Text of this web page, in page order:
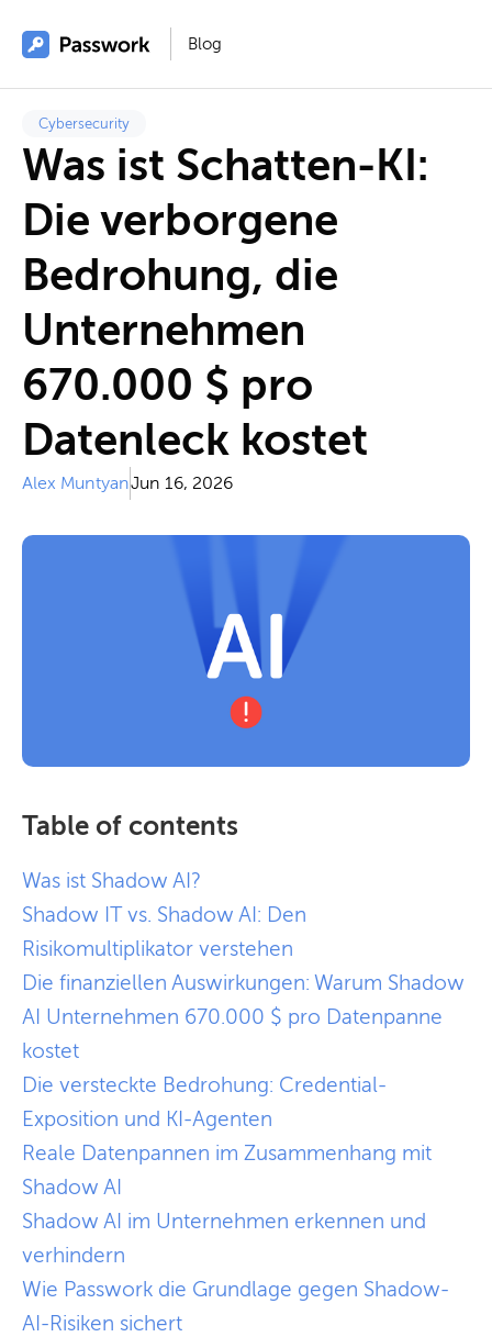
Blog
Cybersecurity
Was ist Schatten-KI:
Die verborgene
Bedrohung, die
Unternehmen
670.000 $ pro
Datenleck kostet
Alex MuntyanJun 16, 2026
Table of contents
Was ist Shadow AI?
Shadow IT vs. Shadow AI: Den
Risikomultiplikator verstehen
Die finanziellen Auswirkungen: Warum Shadow
AI Unternehmen 670.000 $ pro Datenpanne
kostet
Die versteckte Bedrohung: Credential-
Exposition und KI-Agenten
Reale Datenpannen im Zusammenhang mit
Shadow AI
Shadow AI im Unternehmen erkennen und
verhindern
Wie Passwork die Grundlage gegen Shadow-
AI-Risiken sichert